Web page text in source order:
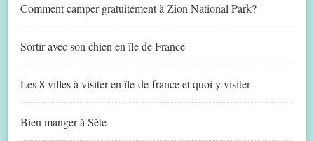
Comment camper gratuitement à Zion National Park?
Sortir avec son chien en île de France
Les 8 villes à visiter en île-de-france et quoi y visiter
Bien manger à Sète